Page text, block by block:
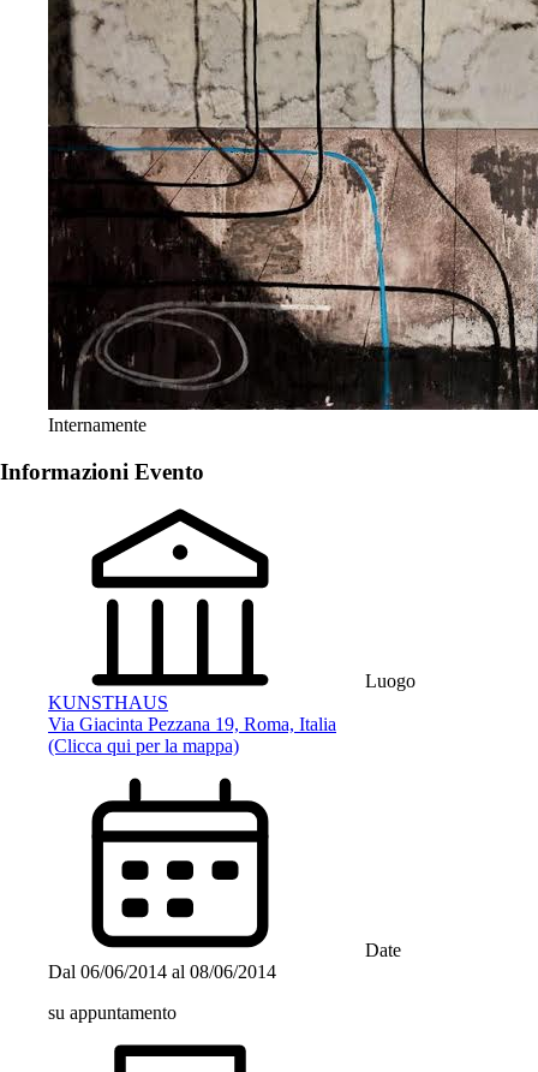
Internamente
Informazioni Evento
Luogo
KUNSTHAUS
Via Giacinta Pezzana 19, Roma, Italia
(Clicca qui per la mappa)
Date
Dal 06/06/2014 al 08/06/2014
su appuntamento